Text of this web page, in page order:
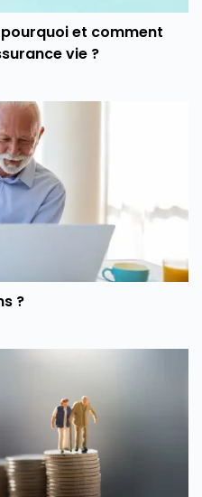
et comment
vie ?
?